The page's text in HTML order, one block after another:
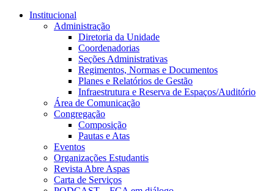
Conteúdo principal
Institucional
Administração
Diretoria da Unidade
Coordenadorias
Seções Administrativas
Regimentos, Normas e Documentos
Planes e Relatórios de Gestão
Infraestrutura e Reserva de Espaços/Auditório
Área de Comunicação
Congregação
Composição
Pautas e Atas
Eventos
Organizações Estudantis
Revista Abre Aspas
Carta de Serviços